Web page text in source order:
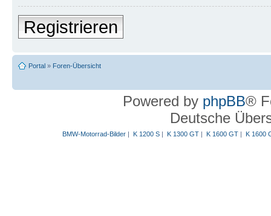
Registrieren
Portal » Foren-Übersicht
Powered by phpBB®
Deutsche
BMW-Motorrad-Bilder| K 1200 S| K 1300 GT| K 1600 GT| K 1600